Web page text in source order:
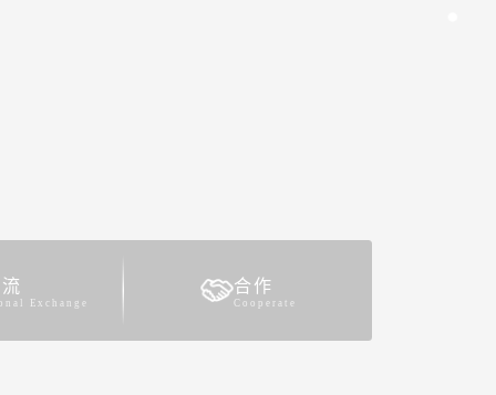
Exchange
合作
Cooperate